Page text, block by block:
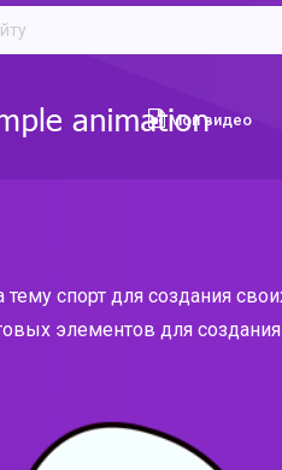
Мои видео
спорт для создания
элементов для